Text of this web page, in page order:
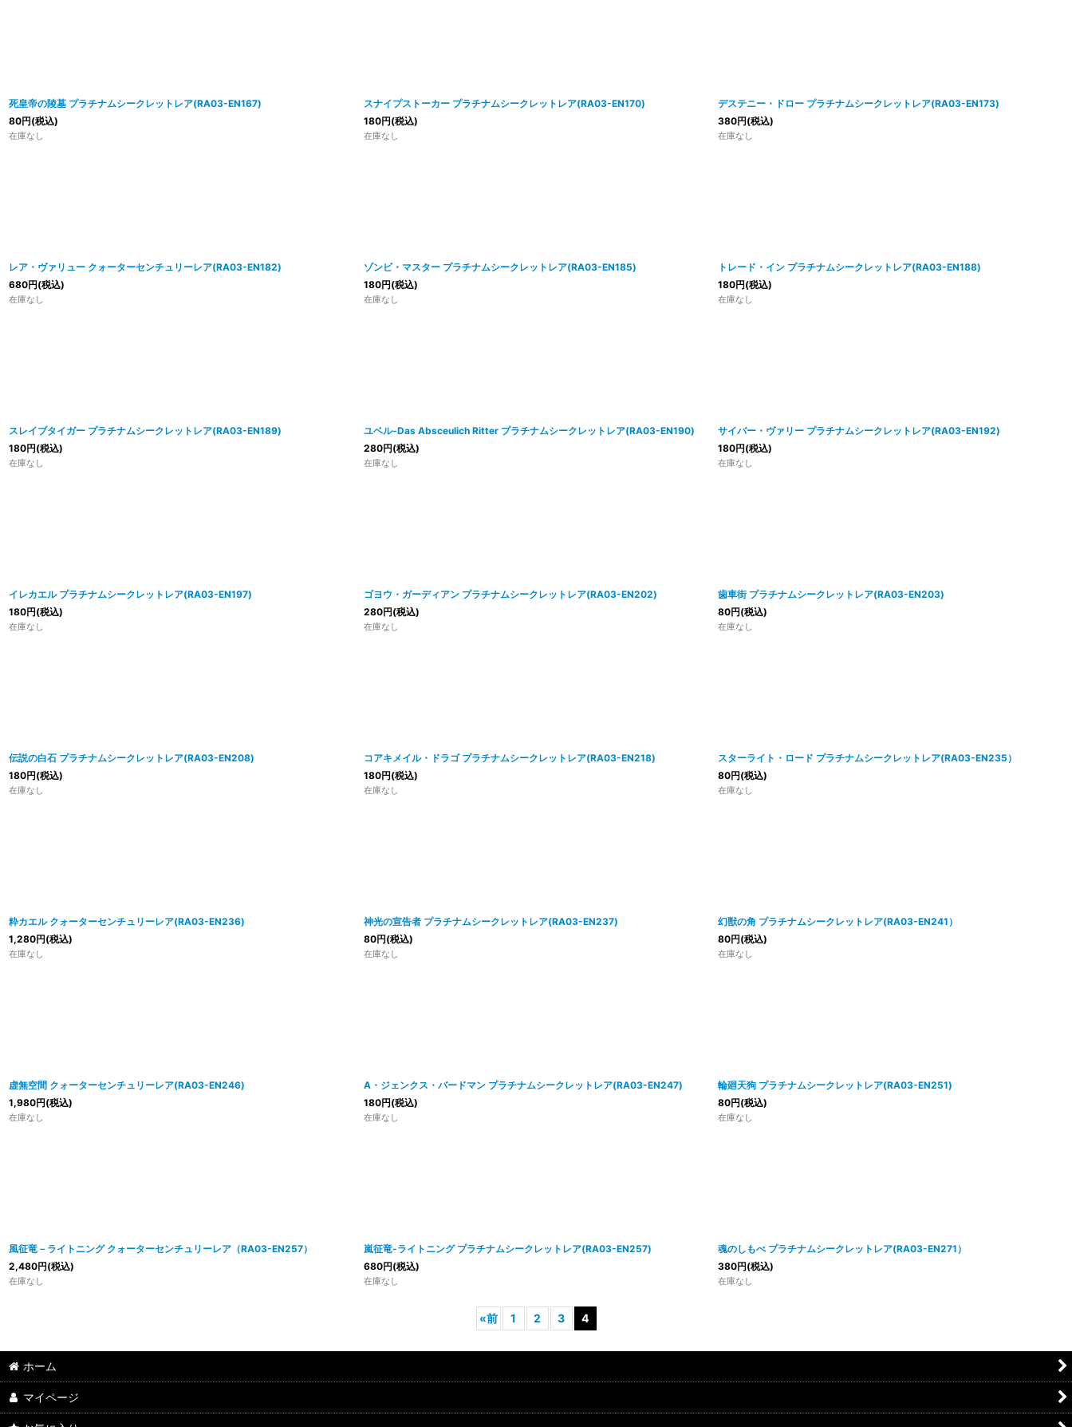
死皇帝の陵墓 プラチナムシークレットレア(RA03-EN167)
80円(税込)
在庫なし
スナイプストーカー プラチナムシークレットレア(RA03-EN170)
180円(税込)
在庫なし
デステニー・ドロー プラチナムシークレットレア(RA03-EN173)
380円(税込)
在庫なし
レア・ヴァリュー クォーターセンチュリーレア(RA03-EN182)
680円(税込)
在庫なし
ゾンビ・マスター プラチナムシークレットレア(RA03-EN185)
180円(税込)
在庫なし
トレード・イン プラチナムシークレットレア(RA03-EN188)
180円(税込)
在庫なし
スレイブタイガー プラチナムシークレットレア(RA03-EN189)
180円(税込)
在庫なし
ユベル-Das Absceulich Ritter プラチナムシークレットレア(RA03-EN190)
280円(税込)
在庫なし
サイバー・ヴァリー プラチナムシークレットレア(RA03-EN192)
180円(税込)
在庫なし
イレカエル プラチナムシークレットレア(RA03-EN197)
180円(税込)
在庫なし
ゴヨウ・ガーディアン プラチナムシークレットレア(RA03-EN202)
280円(税込)
在庫なし
歯車街 プラチナムシークレットレア(RA03-EN203)
80円(税込)
在庫なし
伝説の白石 プラチナムシークレットレア(RA03-EN208)
180円(税込)
在庫なし
コアキメイル・ドラゴ プラチナムシークレットレア(RA03-EN218)
180円(税込)
在庫なし
スターライト・ロード プラチナムシークレットレア(RA03-EN235）
80円(税込)
在庫なし
粋カエル クォーターセンチュリーレア(RA03-EN236)
1,280円(税込)
在庫なし
神光の宣告者 プラチナムシークレットレア(RA03-EN237)
80円(税込)
在庫なし
幻獣の角 プラチナムシークレットレア(RA03-EN241）
80円(税込)
在庫なし
虚無空間 クォーターセンチュリーレア(RA03-EN246)
1,980円(税込)
在庫なし
A・ジェンクス・バードマン プラチナムシークレットレア(RA03-EN247)
180円(税込)
在庫なし
輪廻天狗 プラチナムシークレットレア(RA03-EN251)
80円(税込)
在庫なし
風征竜－ライトニング クォーターセンチュリーレア（RA03-EN257）
2,480円(税込)
在庫なし
嵐征竜-ライトニング プラチナムシークレットレア(RA03-EN257)
680円(税込)
在庫なし
魂のしもべ プラチナムシークレットレア(RA03-EN271）
380円(税込)
在庫なし
«前 1 2 3 4
ホーム
マイページ